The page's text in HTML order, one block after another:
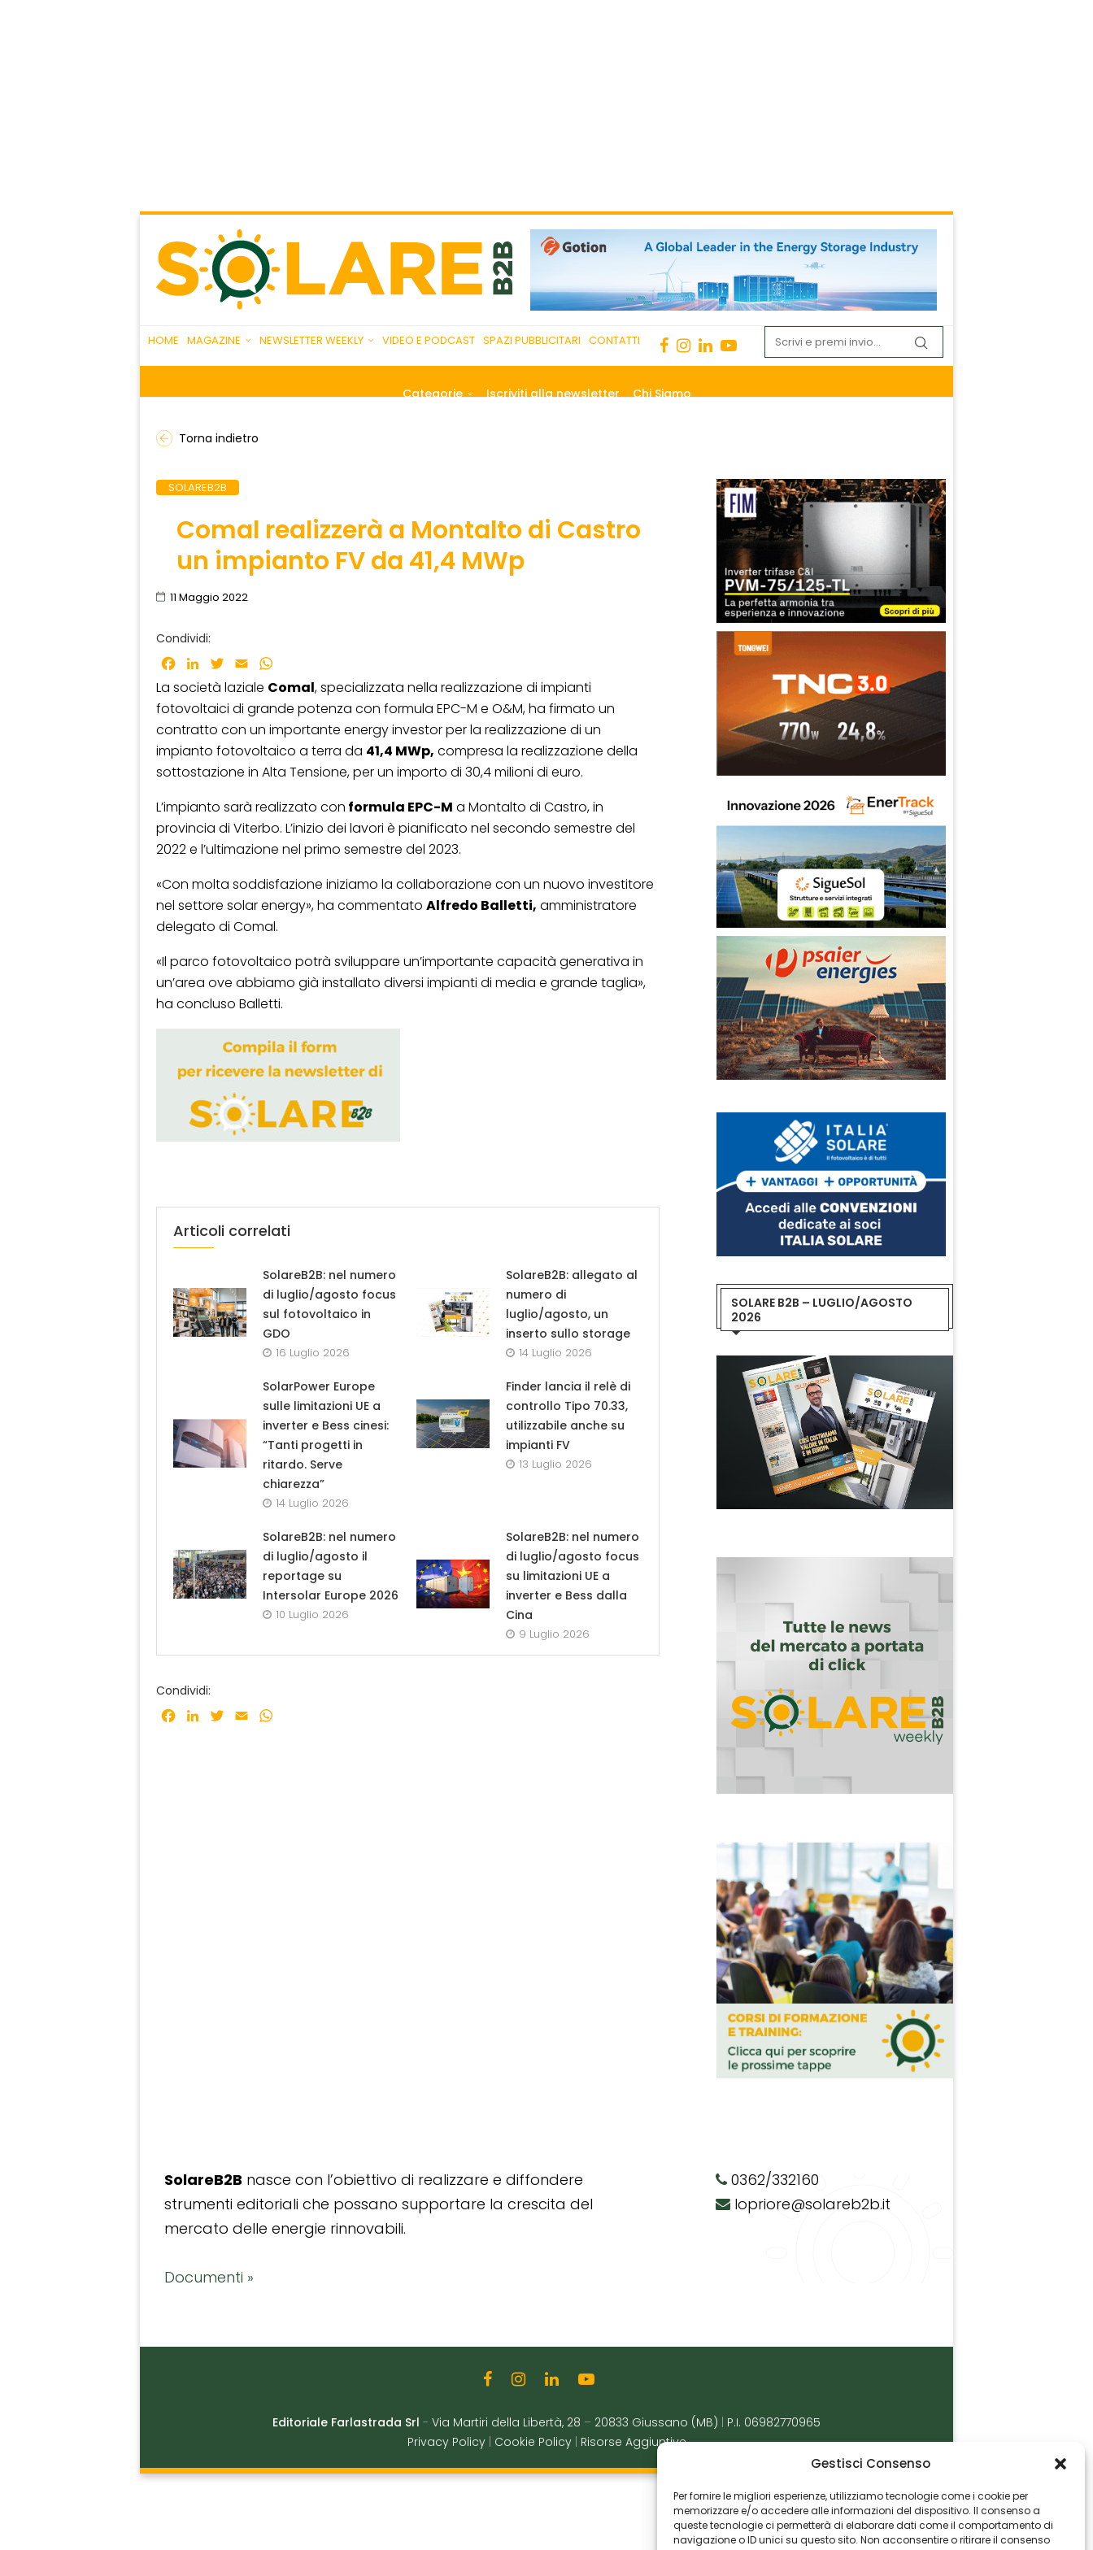
Gestisci Consenso
Per fornire le migliori esperienze, utilizziamo tecnologie come i cookie per
memorizzare e/o accedere alle informazioni del dispositivo. Il consenso a
queste tecnologie ci permetterà di elaborare dati come il comportamento di
navigazione o ID unici su questo sito. Non acconsentire o ritirare il consenso
HOME MAGAZINE NEWSLETTER WEEKLY VIDEO E PODCAST SPAZI PUBBLICITARI CONTATTI
Categorie Iscriviti alla newsletter Chi Siamo
Torna indietro
SOLAREB2B
Comal realizzerà a Montalto di Castro
un impianto FV da 41,4 MWp
11 Maggio 2022
Condividi:
Facebook
LinkedInTwitter
Email
La società laziale Comal, specializzata nella realizzazione di impianti
fotovoltaici di grande potenza con formula EPC-M e O&M, ha firmato un
contratto con un importante energy investor per la realizzazione di un
impianto fotovoltaico a terra da 41,4 MWp, compresa la realizzazione della
sottostazione in Alta Tensione, per un importo di 30,4 milioni di euro.
L’impianto sarà realizzato con formula EPC-M a Montalto di Castro, in
provincia di Viterbo. L’inizio dei lavori è pianificato nel secondo semestre del
2022 e l’ultimazione nel primo semestre del 2023.
«Con molta soddisfazione iniziamo la collaborazione con un nuovo investitore
nel settore solar energy», ha commentato Alfredo Balletti, amministratore
delegato di Comal.
«Il parco fotovoltaico potrà sviluppare un’importante capacità generativa in
un’area ove abbiamo già installato diversi impianti di media e grande taglia»,
ha concluso Balletti.
Articoli correlati
SolareB2B: nel numero
di luglio/agosto focus
sul fotovoltaico in
GDO
16 Luglio 2026
SolareB2B: allegato al
numero di
luglio/agosto, un
inserto sullo storage
14 Luglio 2026
SolarPower Europe
sulle limitazioni UE a
inverter e Bess cinesi:
“Tanti progetti in
ritardo. Serve
chiarezza”
14 Luglio 2026
Finder lancia il relè di
controllo Tipo 70.33,
utilizzabile anche su
impianti FV
13 Luglio 2026
SolareB2B: nel numero
di luglio/agosto il
reportage su
Intersolar Europe 2026
10 Luglio 2026
SolareB2B: nel numero
di luglio/agosto focus
su limitazioni UE a
inverter e Bess dalla
Cina
9 Luglio 2026
Condividi:
Facebook
LinkedInTwitter
Email
SOLARE B2B – LUGLIO/AGOSTO
2026
SolareB2B nasce con l’obiettivo di realizzare e diffondere
strumenti editoriali che possano supportare la crescita del
mercato delle energie rinnovabili.
Documenti »
0362/332160
lopriore@solareb2b.it
Editoriale Farlastrada Srl - Via Martiri della Libertà, 28 – 20833 Giussano (MB)
P.I. 06982770965
Privacy Policy
Cookie Policy Risorse Aggiuntive